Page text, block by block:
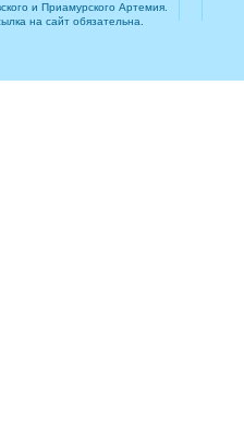
и Приамурского Артемия.
на сайт обязательна.